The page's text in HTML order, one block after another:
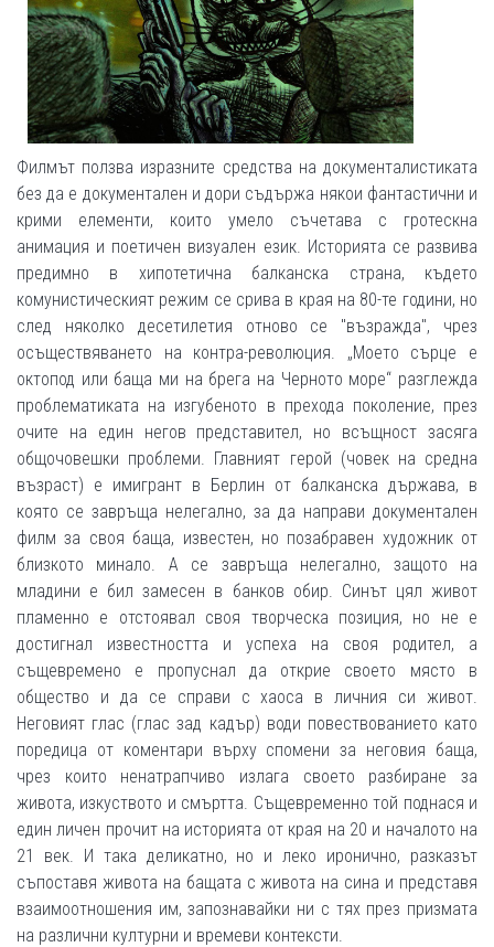
Филмът ползва изразните средства на документалистиката
без да е документален и дори съдържа някои фантастични и
крими елементи, които умело съчетава с гротескна
анимация и поетичен визуален език. Историята се развива
предимно в хипотетична балканска страна, където
комунистическият режим се срива в края на 80-те години, но
след няколко десетилетия отново се "възражда", чрез
осъществяването на контра-революция. „Моето сърце е
октопод или баща ми на брега на Черното море“ разглежда
проблематиката на изгубеното в прехода поколение, през
очите на един негов представител, но всъщност засяга
общочовешки проблеми. Главният герой (човек на средна
възраст) е имигрант в Берлин от балканска държава, в
която се завръща нелегално, за да направи документален
филм за своя баща, известен, но позабравен художник от
близкото минало. А се завръща нелегално, защото на
младини е бил замесен в банков обир. Синът цял живот
пламенно е отстоявал своя творческа позиция, но не е
достигнал известността и успеха на своя родител, а
същевремено е пропуснал да открие своето място в
общество и да се справи с хаоса в личния си живот.
Неговият глас (глас зад кадър) води повествованието като
поредица от коментари върху спомени за неговия баща,
чрез които ненатрапчиво излага своето разбиране за
живота, изкуството и смъртта. Същевременно той поднася и
един личен прочит на историята от края на 20 и началото на
21 век. И така деликатно, но и леко иронично, разказът
съпоставя живота на бащата с живота на сина и представя
взаимоотношения им, запознавайки ни с тях през призмата
на различни културни и времеви контексти.